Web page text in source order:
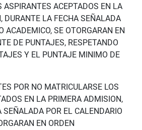
ASPIRANTES ACEPTADOS EN LA
DURANTE LA FECHA SEÑALADA
ACADEMICO, SE OTORGARAN EN
DE PUNTAJES, RESPETANDO
Y EL PUNTAJE MINIMO DE
POR NO MATRICULARSE LOS
EN LA PRIMERA ADMISION,
SEÑALADA POR EL CALENDARIO
EN ORDEN